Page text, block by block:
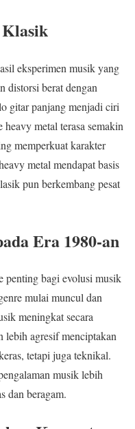
eksperimen musik yang
distorsi berat dengan
gitar panjang menjadi ciri
metal terasa semakin
memperkuat karakter
metal mendapat basis
pun berkembang pesat
Era 1980-an
penting bagi evolusi musik
mulai muncul dan
meningkat secara
lebih agresif menciptakan
tetapi juga teknikal.
musik lebih
dan beragam.